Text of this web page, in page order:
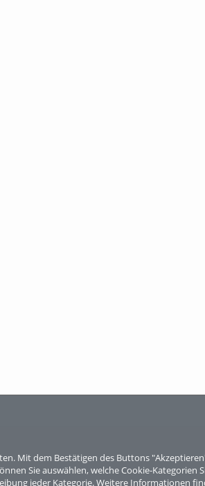
Mit dem Bestätigen des Buttons
Sie auswählen, welche Cookie-Kategorien
jeder Kategorie. Weitere Informationen